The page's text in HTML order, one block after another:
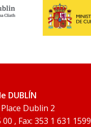
DUBLÍN
Dublin 2
, Fax: 353 1 631 1599